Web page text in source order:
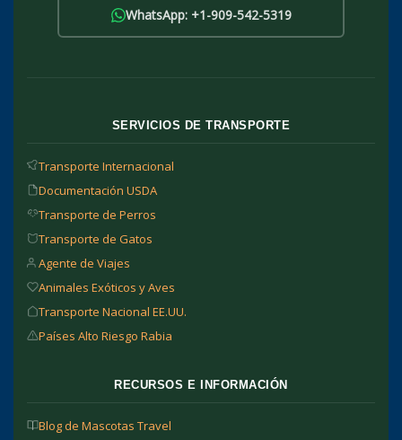
WhatsApp: +1-909-542-5319
SERVICIOS DE TRANSPORTE
Transporte Internacional
Documentación USDA
Transporte de Perros
Transporte de Gatos
Agente de Viajes
Animales Exóticos y Aves
Transporte Nacional EE.UU.
Países Alto Riesgo Rabia
RECURSOS E INFORMACIÓN
Blog de Mascotas Travel